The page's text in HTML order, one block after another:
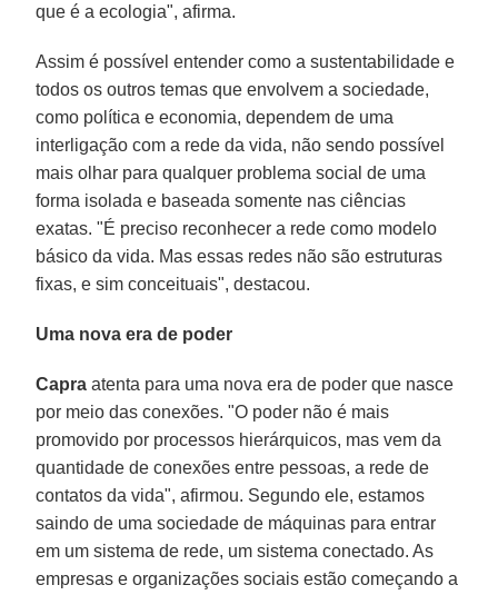
que é a ecologia", afirma.
Assim é possível entender como a sustentabilidade e
todos os outros temas que envolvem a sociedade,
como política e economia, dependem de uma
interligação com a rede da vida, não sendo possível
mais olhar para qualquer problema social de uma
forma isolada e baseada somente nas ciências
exatas. "É preciso reconhecer a rede como modelo
básico da vida. Mas essas redes não são estruturas
fixas, e sim conceituais", destacou.
Uma nova era de poder
Capra atenta para uma nova era de poder que nasce
por meio das conexões. "O poder não é mais
promovido por processos hierárquicos, mas vem da
quantidade de conexões entre pessoas, a rede de
contatos da vida", afirmou. Segundo ele, estamos
saindo de uma sociedade de máquinas para entrar
em um sistema de rede, um sistema conectado. As
empresas e organizações sociais estão começando a